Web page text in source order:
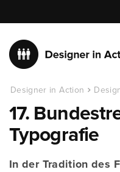
Designer in Action
17.
Typografie
In der Tradition des